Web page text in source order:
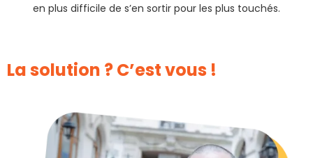
en plus difficile de s’en sortir pour les plus touchés.
La solution ? C’est vous !